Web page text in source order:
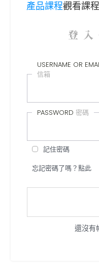
產品課程觀看課
登
USERNAME OR
信箱
PASSWORD 密碼
記住密碼
忘記密碼了嗎？點此
還沒有